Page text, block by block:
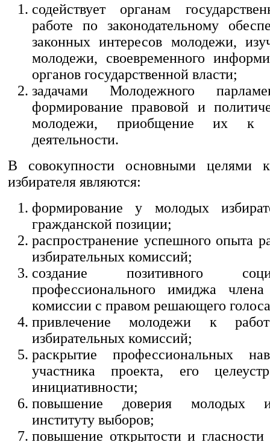
содействует органам
работе по законодательному
законных интересов молодежи,
молодежи, своевременного
органов государственной власти;
задачами Молодежного
формирование правовой и
молодежи, приобщение их к
деятельности.
В совокупности основными целями
избирателя являются:
формирование у молодых
гражданской позиции;
распространение успешного опыта
избирательных комиссий;
создание позитивного
профессионального имиджа члена
комиссии с правом решающего
привлечение молодежи к
избирательных комиссий;
раскрытие профессиональных
участника проекта, его
инициативности;
повышение доверия молодых
институту выборов;
повышение открытости и гласности